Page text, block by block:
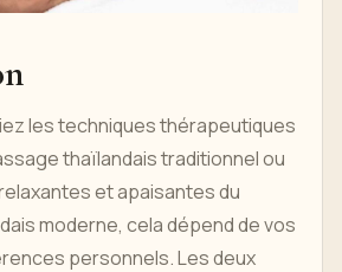
les techniques thérapeutiques
thaïlandais traditionnel ou
et apaisantes du
moderne, cela dépend de vos
personnels. Les deux